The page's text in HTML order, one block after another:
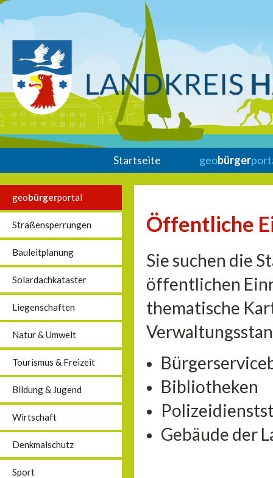
Startseite geobürger
geobürgerportal
Straßensperrungen
Bauleitplanung
Solardachkataster
Liegenschaften
Natur & Umwelt
Tourismus & Freizeit
Bildung & Jugend
Wirtschaft
Denkmalschutz
Sport
Öffentliche
Sie suchen die
öffentlichen
thematische
Bibliotheken
Gebäude der